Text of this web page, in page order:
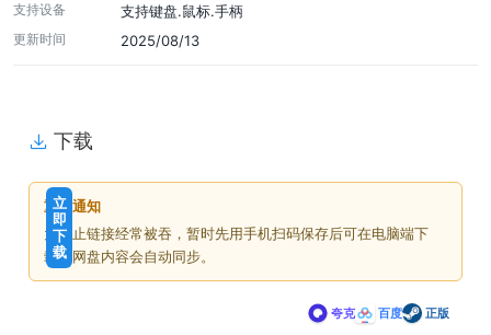
支持设备 支持键盘.鼠标.手柄
更新时间 2025/08/13
下载
夸克 百度 正版
下
载
价
格
免
费
立
即
下
载
重要通知
为防止链接经常被吞，暂时先用手机扫码保存后可在电脑端下
载，网盘内容会自动同步。